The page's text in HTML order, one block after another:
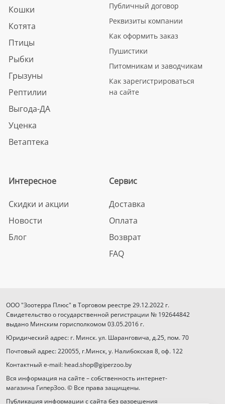
Кошки
Котята
Птицы
Рыбки
Грызуны
Рептилии
Выгода-ДА
Уценка
Ветаптека
Публичный договор
Реквизиты компании
Как оформить заказ
Пушистики
Питомникам и заводчикам
Как зарегистрироваться
на сайте
Интересное
Скидки и акции
Новости
Блог
Сервис
Доставка
Оплата
Возврат
FAQ
ООО "Зоотерра Плюс" в Торговом реестре 29.12.2022 г.
Свидетельство о государственной регистрации № 192644842
выдано Минским горисполкомом 03.05.2016 г.
Юридический адрес: г. Минск. ул. Шаранговича, д.25, пом. 70
Почтовый адрес: 220055, г.Минск, у. Налибокская 8, оф. 122
Контактный e-mail: head.shop@giperzoo.by
Вся информация на сайте – собственность интернет-
магазина ГиперЗоо. © Все права защищены.
Публикация информации с сайта без разрешения